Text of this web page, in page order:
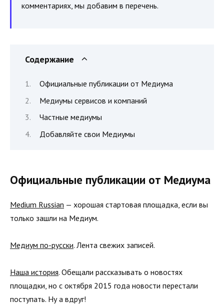
комментариях, мы добавим в перечень.
Содержание
Официальные публикации от Медиума
Медиумы сервисов и компаний
Частные медиумы
Добавляйте свои Медиумы
Официальные публикации от Медиума
Medium Russian — хорошая стартовая площадка, если вы
только зашли на Медиум.
Медиум по-русски. Лента свежих записей.
Наша история. Обещали рассказывать о новостях
площадки, но с октября 2015 года новости перестали
поступать. Ну а вдруг!